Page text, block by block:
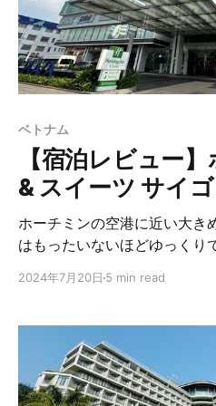
ベトナム
【宿泊レビュー
& スイーツ サイ
ホーチミンの空港に近い大き
はもったいないほどゆっくり
2024年7月20日 5 min read